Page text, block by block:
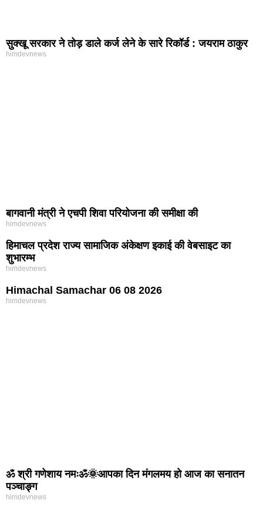
सुक्खू सरकार ने तोड़ डाले कर्ज लेने के सारे रिकॉर्ड : जयराम ठाकुर
himdevnews
बागवानी मंत्री ने एचपी शिवा परियोजना की समीक्षा की
himdevnews
हिमाचल प्रदेश राज्य सामाजिक अंकेक्षण इकाई की वेबसाइट का
शुभारम्भ
himdevnews
Himachal Samachar 06 08 2026
himdevnews
ॐ श्री गणेशाय नमःॐ🌞आपका दिन मंगलमय हो आज का सनातन
पञ्चाङ्ग
himdevnews